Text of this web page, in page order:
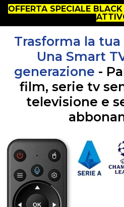
OFFERTA SPECIALE
Trasforma la
Una Smart
generazione -
film, serie tv
televisione e